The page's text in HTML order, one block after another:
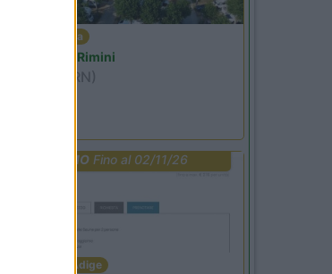
Emilia Romagna
Camper Park Rimini
(RN)
PROMO Fino al 02/11/26
Trentino Alto Adige